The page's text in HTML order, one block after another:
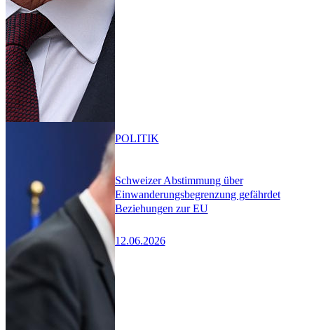
Schweizer Abstimmung über
Einwanderungsbegrenzung gefährdet
Beziehungen zur EU
12.06.2026
POLITIK